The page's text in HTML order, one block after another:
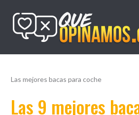
Las mejores bacas para coche
Las 9 mejores